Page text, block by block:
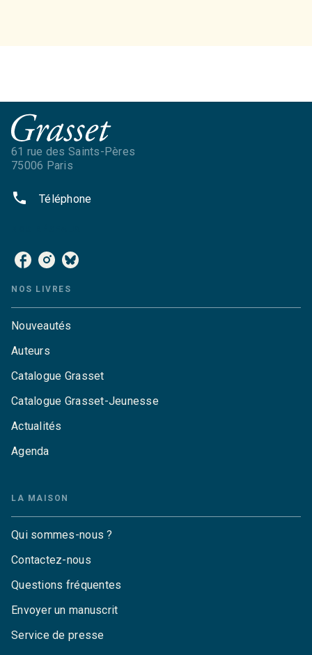
61 rue des Saints-Pères
75006 Paris
phone Téléphone
NOS LIVRES
Nouveautés
Auteurs
Catalogue Grasset
Catalogue Grasset-Jeunesse
Actualités
Agenda
LA MAISON
Qui sommes-nous ?
Contactez-nous
Questions fréquentes
Envoyer un manuscrit
Service de presse